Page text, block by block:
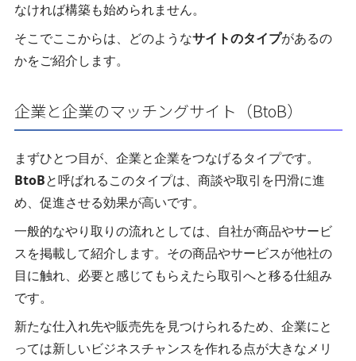
なければ構築も始められません。
そこでここからは、どのようなサイトのタイプがあるの
かをご紹介します。
企業と企業のマッチングサイト（BtoB）
まずひとつ目が、企業と企業をつなげるタイプです。
BtoBと呼ばれるこのタイプは、商談や取引を円滑に進
め、促進させる効果が高いです。
一般的なやり取りの流れとしては、自社が商品やサービ
スを掲載して紹介します。その商品やサービスが他社の
目に触れ、必要と感じてもらえたら取引へと移る仕組み
です。
新たな仕入れ先や販売先を見つけられるため、企業にと
っては新しいビジネスチャンスを作れる点が大きなメリ